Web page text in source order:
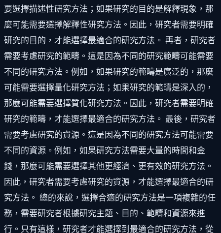
要選擇描述性研究方法；如果研究的目的是解釋現象，那
麼可能需要選擇解釋性研究方法。因此，研究者需要明確
研究的目的，才能選擇最適合的研究方法。 再者，研究者
需要考慮研究的範疇。這是因為不同的研究範疇可能需要
不同的研究方法。例如，如果研究的範疇是廣泛的，那麼
可能需要選擇量化研究方法；如果研究的範疇是深入的，
那麼可能需要選擇質化研究方法。因此，研究者需要明確
研究的範疇，才能選擇最適合的研究方法。 最後，研究者
需要考慮研究的資源。這是因為不同的研究方法可能需要
不同的資源。例如，如果研究方法需要大量的時間和金
錢，那麼可能需要選擇其他更經濟、更有效的研究方法。
因此，研究者需要考慮研究的資源，才能選擇最適合的研
究方法。 總的來說，選擇合適的研究方法是一項複雜的任
務，需要研究者根據研究主題、目的、範疇和資源來進
行。只有這樣，研究者才能選擇到最適合的研究方法，從